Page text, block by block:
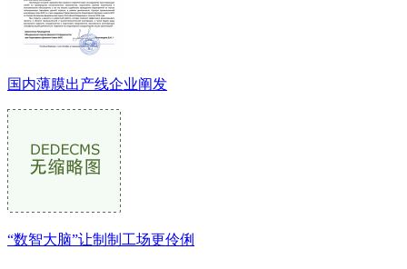
国内薄膜出产线企业阐发
“数智大脑”让制制工场更伶俐